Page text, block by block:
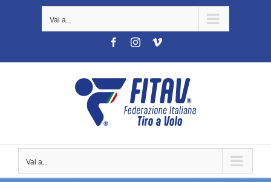
Vai a...
FacebookInstagramVimeo
Vai a...